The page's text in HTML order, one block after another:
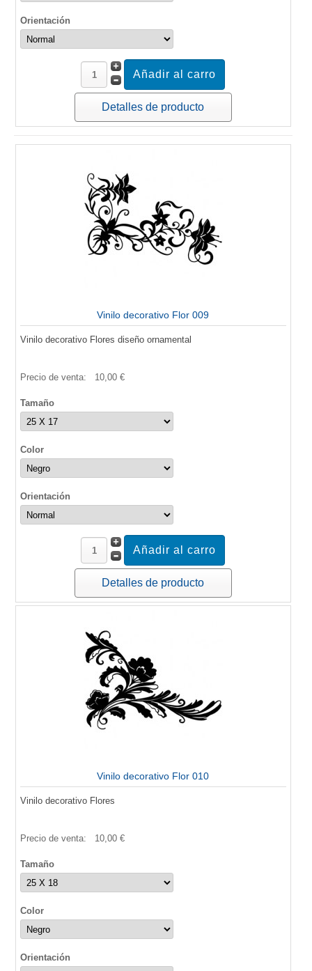
Orientación
Detalles de producto
Vinilo decorativo Flor 009
Vinilo decorativo Flores diseño ornamental
Precio de venta: 10,00 €
Tamaño
Color
Orientación
Detalles de producto
Vinilo decorativo Flor 010
Vinilo decorativo Flores
Precio de venta: 10,00 €
Tamaño
Color
Orientación